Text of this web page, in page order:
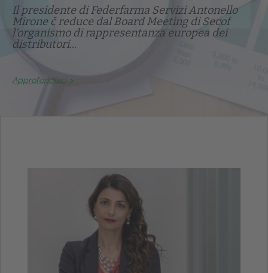
Il presidente di Federfarma Servizi Antonello
Mirone č reduce dal Board Meeting di Secof
l'organismo di rappresentanza europea dei
distributori...
Approfondisci >